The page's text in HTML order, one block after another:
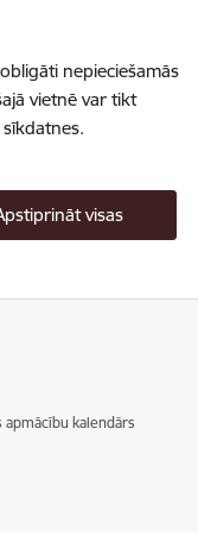
nepieciešamās
vietnē var tikt
visas
apmācību kalendārs